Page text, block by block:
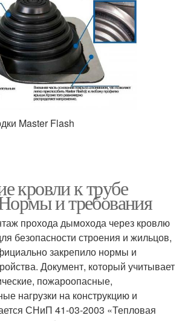
Master Flash
кровли к трубе
и требования
прохода дымохода через кровлю
безопасности строения и жильцов,
закрепило нормы и
Документ, который учитывает
пожароопасные,
нагрузки на конструкцию и
СНиП 41-03-2003 «Тепловая